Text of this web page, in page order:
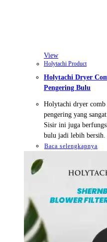
View
Holytachi Product
Holytachi Dryer
Pengering Bulu
Holytachi dryer comb
pengering yang
Sisir ini juga
bulu jadi lebih bersih.
Baca selengkapnya